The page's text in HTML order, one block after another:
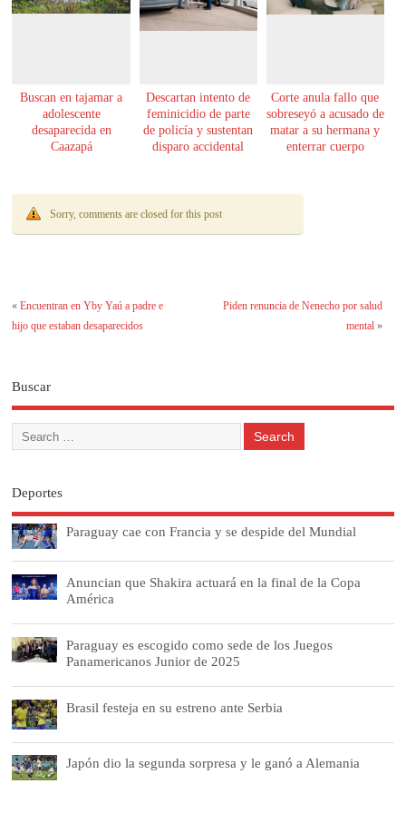
Buscan en tajamar a
adolescente
desaparecida en
Caazapá
Descartan intento de
feminicidio de parte
de policía y sustentan
disparo accidental
Corte anula fallo que
sobreseyó a acusado de
matar a su hermana y
enterrar cuerpo
Sorry, comments are closed for this post
«Encuentran en Yby Yaú a padre e
hijo que estaban desaparecidos
Piden renuncia de Nenecho por salud
mental»
Buscar
Deportes
Paraguay cae con Francia y se despide del Mundial
Anuncian que Shakira actuará en la final de la Copa
América
Paraguay es escogido como sede de los Juegos
Panamericanos Junior de 2025
Brasil festeja en su estreno ante Serbia
Japón dio la segunda sorpresa y le ganó a Alemania